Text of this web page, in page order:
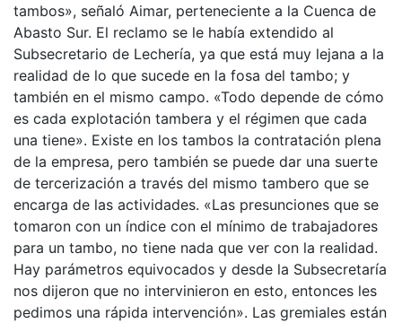
tambos», señaló Aimar, perteneciente a la Cuenca de
Abasto Sur. El reclamo se le había extendido al
Subsecretario de Lechería, ya que está muy lejana a la
realidad de lo que sucede en la fosa del tambo; y
también en el mismo campo. «Todo depende de cómo
es cada explotación tambera y el régimen que cada
una tiene». Existe en los tambos la contratación plena
de la empresa, pero también se puede dar una suerte
de tercerización a través del mismo tambero que se
encarga de las actividades. «Las presunciones que se
tomaron con un índice con el mínimo de trabajadores
para un tambo, no tiene nada que ver con la realidad.
Hay parámetros equivocados y desde la Subsecretaría
nos dijeron que no intervinieron en esto, entonces les
pedimos una rápida intervención». Las gremiales están